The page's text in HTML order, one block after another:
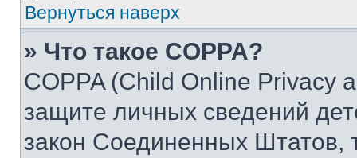
Вернуться наверх
» Что такое COPPA?
COPPA (Child Online Privacy
защите личных сведений
закон Соединенных Штатов,